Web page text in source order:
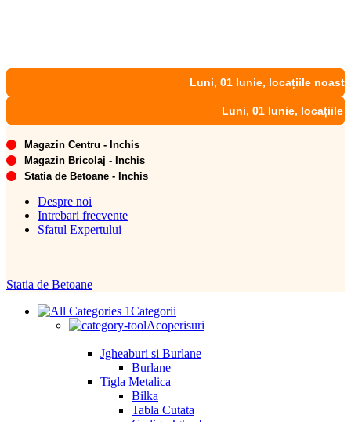
Luni, 01 Iunie, locațiile noastre vor fi
Luni, 01 Iunie, locațiile noastre
Magazin Centru - Inchis
Magazin Bricolaj - Inchis
Statia de Betoane - Inchis
Despre noi
Intrebari frecvente
Sfatul Expertului
Statia de Betoane
Categorii
Acoperisuri
Jgheaburi si Burlane
Burlane
Tigla Metalica
Bilka
Tabla Cutata